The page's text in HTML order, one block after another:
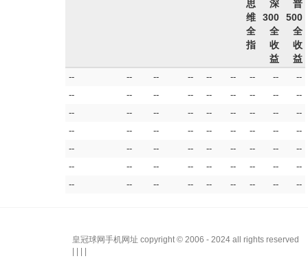
思
维
全
指
深
300
全
收
益
普
500
全
收
益
-- -- -- -- -- -- -- --
--
--
-- -- -- -- -- -- --
--
--
-- -- -- -- -- -- --
--
--
-- -- -- -- -- -- --
--
--
-- -- -- -- -- -- --
--
--
-- -- -- -- -- -- --
--
--
-- -- -- -- -- -- -- --
皇冠球网手机网址 copyright © 2006 - 2024 all rights reserved